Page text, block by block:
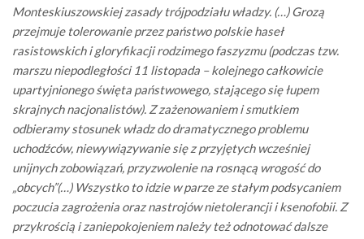
Monteskiuszowskiej zasady trójpodziału władzy. (…) Grozą
przejmuje tolerowanie przez państwo polskie haseł
rasistowskich i gloryfikacji rodzimego faszyzmu (podczas tzw.
marszu niepodległości 11 listopada – kolejnego całkowicie
upartyjnionego święta państwowego, stającego się łupem
skrajnych nacjonalistów). Z zażenowaniem i smutkiem
odbieramy stosunek władz do dramatycznego problemu
uchodźców, niewywiązywanie się z przyjętych wcześniej
unijnych zobowiązań, przyzwolenie na rosnącą wrogość do
„obcych”(…) Wszystko to idzie w parze ze stałym podsycaniem
poczucia zagrożenia oraz nastrojów nietolerancji i ksenofobii. Z
przykrością i zaniepokojeniem należy też odnotować dalsze